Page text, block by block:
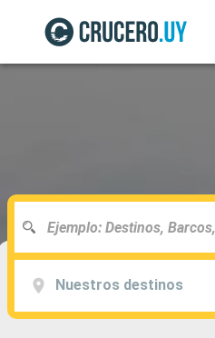
Nuestros destinos